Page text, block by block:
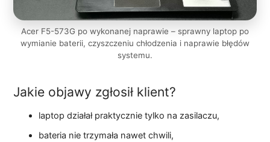
Acer F5-573G po wykonanej naprawie – sprawny laptop po
wymianie baterii, czyszczeniu chłodzenia i naprawie błędów
systemu.
Jakie objawy zgłosił klient?
laptop działał praktycznie tylko na zasilaczu,
bateria nie trzymała nawet chwili,